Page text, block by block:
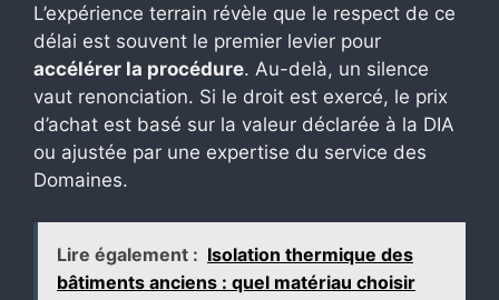
L’expérience terrain révèle que le respect de ce
délai est souvent le premier levier pour
accélérer la procédure. Au-delà, un silence
vaut renonciation. Si le droit est exercé, le prix
d’achat est basé sur la valeur déclarée à la DIA
ou ajustée par une expertise du service des
Domaines.
Lire également : Isolation thermique des
bâtiments anciens : quel matériau choisir